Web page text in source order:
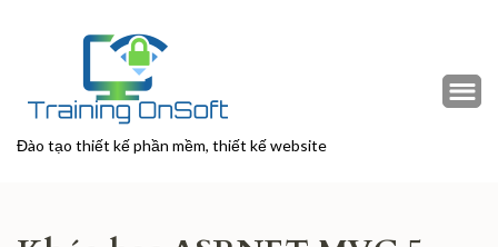
Đào tạo thiết kế phần mềm, thiết kế website